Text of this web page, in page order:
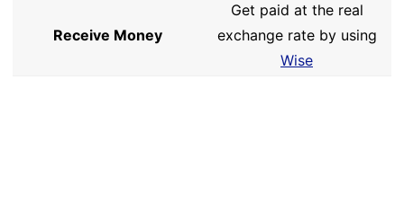
Receive Money
Get paid at the real
exchange rate by using
Wise